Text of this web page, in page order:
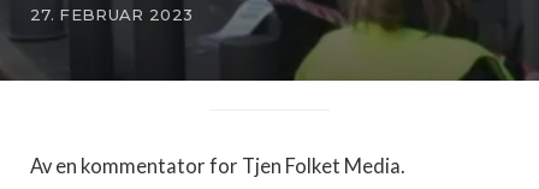
27. FEBRUAR 2023
Av en kommentator for Tjen Folket Media.